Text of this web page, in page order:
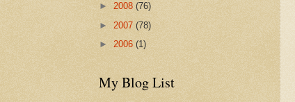
► 2008 (76)
► 2007 (78)
► 2006 (1)
My Blog List